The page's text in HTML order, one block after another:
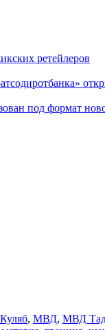
ретейлеров
под формат
Куляб, МВД, МВД